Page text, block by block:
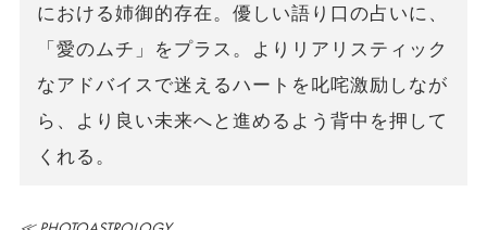
における姉御的存在。優しい語り口の占いに、
「愛のムチ」をプラス。よりリアリスティック
なアドバイスで迷えるハートを叱咤激励しなが
ら、より良い未来へと進めるよう背中を押して
くれる。